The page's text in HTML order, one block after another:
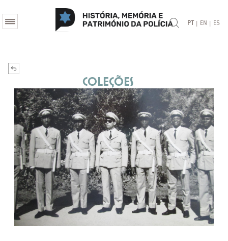
PT | EN | ES
Coleções